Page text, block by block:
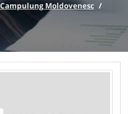
Campulung Moldovenesc /